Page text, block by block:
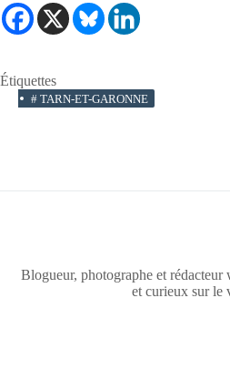
Étiquettes
# TARN-ET-GARONNE
Blogueur, photographe et
et curieux sur le